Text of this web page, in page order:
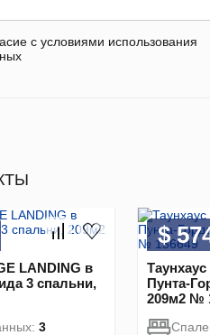
с условиями использования
LANDING в
3 спальни,
3
$
Пунта-
209м2 №